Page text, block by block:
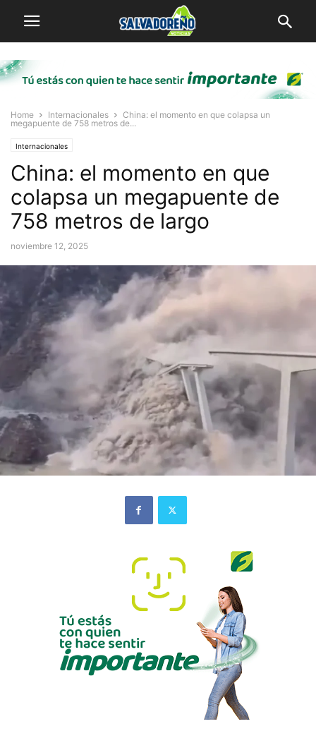
Home Internacionales
China: el momento en que colapsa un
megapuente de 758 metros de...
Internacionales
China: el momento en que
colapsa un megapuente de
758 metros de largo
noviembre 12, 2025